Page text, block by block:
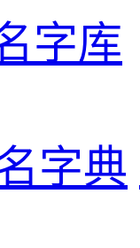
字库
字典